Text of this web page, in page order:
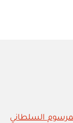
السلطاني